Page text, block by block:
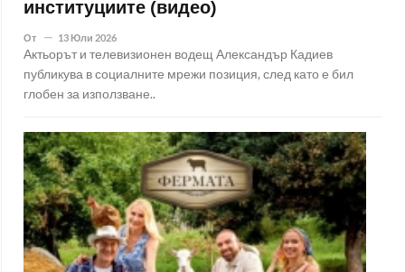
институциите (видео)
От 13 Юли 2026
Актьорът и телевизионен водещ Александър Кадиев
публикува в социалните мрежи позиция, след като е бил
глобен за използване..